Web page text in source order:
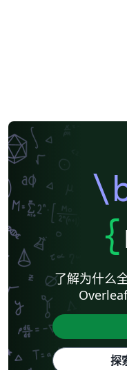
{
了解为什么
探